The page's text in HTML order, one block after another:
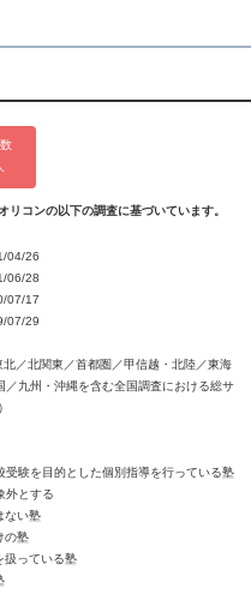
コンの以下の調査に基づいています。
04/26
06/28
07/17
07/29
／北関東／首都圏／甲信越・北陸／東海
／九州・沖縄を含む全国調査における総サ
受験を目的とした個別指導を行っている塾
外とする
ない塾
の塾
扱っている塾